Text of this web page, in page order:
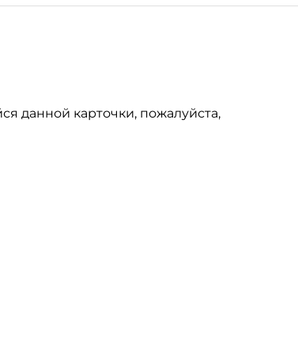
данной карточки, пожалуйста,